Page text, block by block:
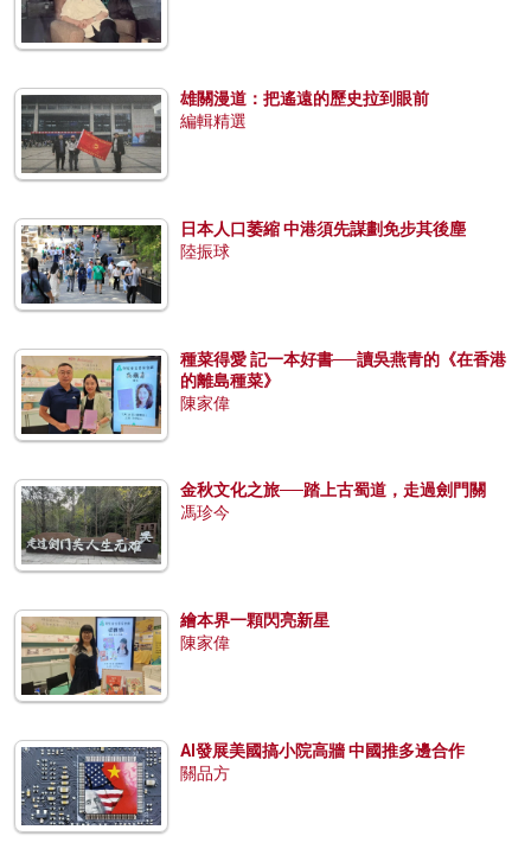
雄關漫道：把遙遠的歷史拉到眼前
編輯精選
日本人口萎縮 中港須先謀劃免步其後塵
陸振球
種菜得愛 記一本好書──讀吳燕青的《在香港
的離島種菜》
陳家偉
金秋文化之旅──踏上古蜀道，走過劍門關
馮珍今
繪本界一顆閃亮新星
陳家偉
AI發展美國搞小院高牆 中國推多邊合作
關品方